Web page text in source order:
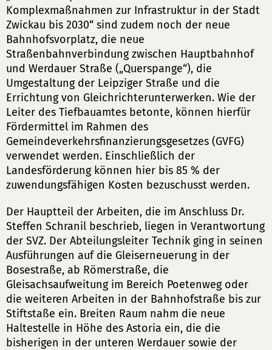
Komplexmaßnahmen zur Infrastruktur in der Stadt
Zwickau bis 2030“ sind zudem noch der neue
Bahnhofsvorplatz, die neue
Straßenbahnverbindung zwischen Hauptbahnhof
und Werdauer Straße („Querspange“), die
Umgestaltung der Leipziger Straße und die
Errichtung von Gleichrichterunterwerken. Wie der
Leiter des Tiefbauamtes betonte, können hierfür
Fördermittel im Rahmen des
Gemeindeverkehrsfinanzierungsgesetzes (GVFG)
verwendet werden. Einschließlich der
Landesförderung können hier bis 85 % der
zuwendungsfähigen Kosten bezuschusst werden.
Der Hauptteil der Arbeiten, die im Anschluss Dr.
Steffen Schranil beschrieb, liegen in Verantwortung
der SVZ. Der Abteilungsleiter Technik ging in seinen
Ausführungen auf die Gleiserneuerung in der
Bosestraße, ab Römerstraße, die
Gleisachsaufweitung im Bereich Poetenweg oder
die weiteren Arbeiten in der Bahnhofstraße bis zur
Stiftstaße ein. Breiten Raum nahm die neue
Haltestelle in Höhe des Astoria ein, die die
bisherigen in der unteren Werdauer sowie der